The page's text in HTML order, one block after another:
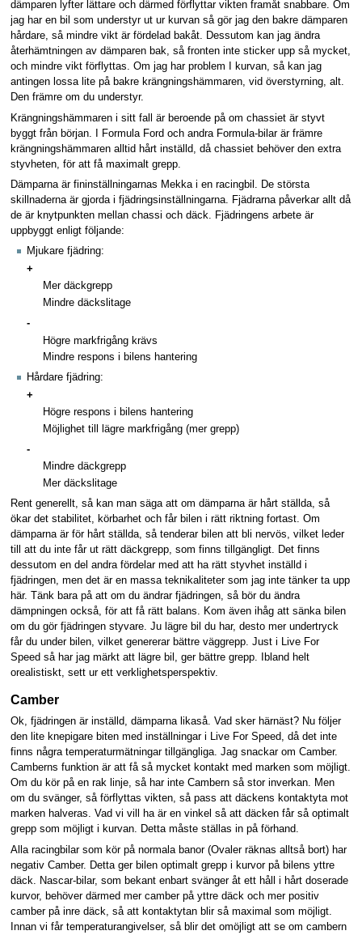
dämparen lyfter lättare och därmed förflyttar vikten framåt snabbare. Om
jag har en bil som understyr ut ur kurvan så gör jag den bakre dämparen
hårdare, så mindre vikt är fördelad bakåt. Dessutom kan jag ändra
återhämtningen av dämparen bak, så fronten inte sticker upp så mycket,
och mindre vikt förflyttas. Om jag har problem I kurvan, så kan jag
antingen lossa lite på bakre krängningshämmaren, vid överstyrning, alt.
Den främre om du understyr.
Krängningshämmaren i sitt fall är beroende på om chassiet är styvt
byggt från början. I Formula Ford och andra Formula-bilar är främre
krängningshämmaren alltid hårt inställd, då chassiet behöver den extra
styvheten, för att få maximalt grepp.
Dämparna är fininställningarnas Mekka i en racingbil. De största
skillnaderna är gjorda i fjädringsinställningarna. Fjädrarna påverkar allt då
de är knytpunkten mellan chassi och däck. Fjädringens arbete är
uppbyggt enligt följande:
Mjukare fjädring:
+
Mer däckgrepp
Mindre däckslitage
-
Högre markfrigång krävs
Mindre respons i bilens hantering
Hårdare fjädring:
+
Högre respons i bilens hantering
Möjlighet till lägre markfrigång (mer grepp)
-
Mindre däckgrepp
Mer däckslitage
Rent generellt, så kan man säga att om dämparna är hårt ställda, så
ökar det stabilitet, körbarhet och får bilen i rätt riktning fortast. Om
dämparna är för hårt ställda, så tenderar bilen att bli nervös, vilket leder
till att du inte får ut rätt däckgrepp, som finns tillgängligt. Det finns
dessutom en del andra fördelar med att ha rätt styvhet inställd i
fjädringen, men det är en massa teknikaliteter som jag inte tänker ta upp
här. Tänk bara på att om du ändrar fjädringen, så bör du ändra
dämpningen också, för att få rätt balans. Kom även ihåg att sänka bilen
om du gör fjädringen styvare. Ju lägre bil du har, desto mer undertryck
får du under bilen, vilket genererar bättre väggrepp. Just i Live For
Speed så har jag märkt att lägre bil, ger bättre grepp. Ibland helt
orealistiskt, sett ur ett verklighetsperspektiv.
Camber
Ok, fjädringen är inställd, dämparna likaså. Vad sker härnäst? Nu följer
den lite knepigare biten med inställningar i Live For Speed, då det inte
finns några temperaturmätningar tillgängliga. Jag snackar om Camber.
Camberns funktion är att få så mycket kontakt med marken som möjligt.
Om du kör på en rak linje, så har inte Cambern så stor inverkan. Men
om du svänger, så förflyttas vikten, så pass att däckens kontaktyta mot
marken halveras. Vad vi vill ha är en vinkel så att däcken får så optimalt
grepp som möjligt i kurvan. Detta måste ställas in på förhand.
Alla racingbilar som kör på normala banor (Ovaler räknas alltså bort) har
negativ Camber. Detta ger bilen optimalt grepp i kurvor på bilens yttre
däck. Nascar-bilar, som bekant enbart svänger åt ett håll i hårt doserade
kurvor, behöver därmed mer camber på yttre däck och mer positiv
camber på inre däck, så att kontaktytan blir så maximal som möjligt.
Innan vi får temperaturangivelser, så blir det omöjligt att se om cambern